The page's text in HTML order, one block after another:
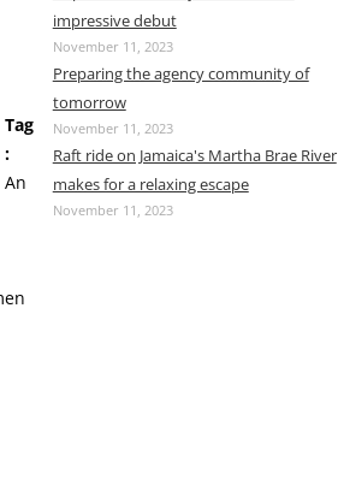
Tag
:
An
impressive debut
November 11, 2023
Preparing the agency community of
tomorrow
November 11, 2023
Raft ride on Jamaica's Martha Brae River
makes for a relaxing escape
November 11, 2023